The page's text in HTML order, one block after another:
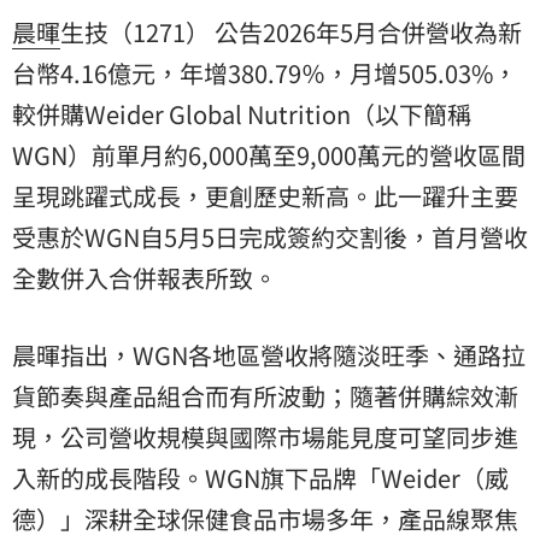
晨暉生技（1271） 公告2026年5月合併營收為新
台幣4.16億元，年增380.79％，月增505.03%，
較併購Weider Global Nutrition（以下簡稱
WGN）前單月約6,000萬至9,000萬元的營收區間
呈現跳躍式成長，更創歷史新高。此一躍升主要
受惠於WGN自5月5日完成簽約交割後，首月營收
全數併入合併報表所致。
晨暉指出，WGN各地區營收將隨淡旺季、通路拉
貨節奏與產品組合而有所波動；隨著併購綜效漸
現，公司營收規模與國際市場能見度可望同步進
入新的成長階段。WGN旗下品牌「Weider（威
德）」深耕全球保健食品市場多年，產品線聚焦